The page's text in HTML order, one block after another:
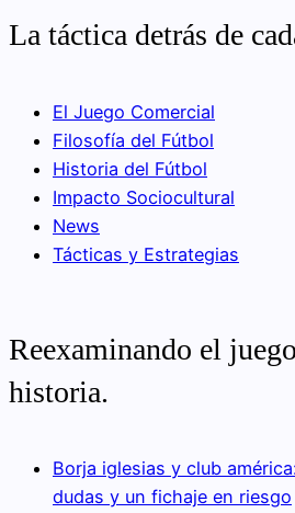
La táctica detrás de
El Juego Comercial
Filosofía del Fútbol
Historia del Fútbol
Impacto Sociocultural
News
Tácticas y Estrategias
Reexaminando el
historia.
Borja iglesias y club
dudas y un fichaje en riesgo